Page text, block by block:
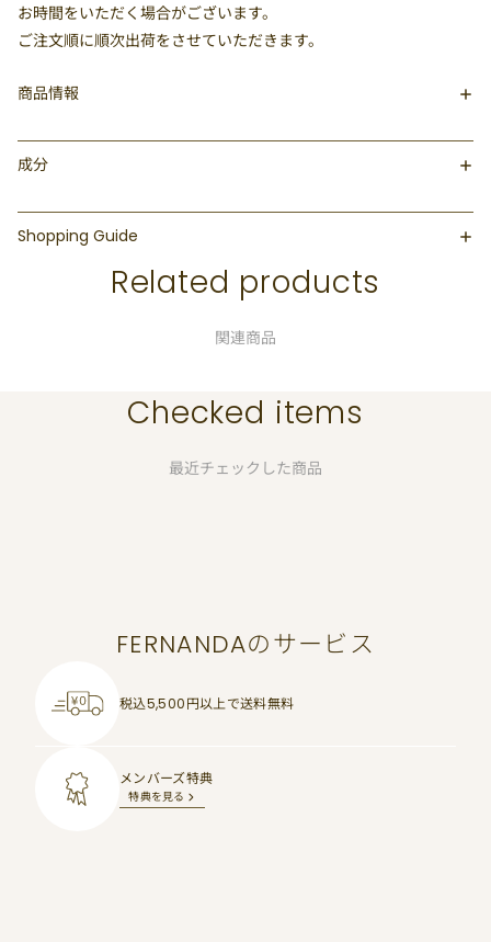
お時間をいただく場合がございます。
ご注文順に順次出荷をさせていただきます。
商品情報
成分
Shopping Guide
Related products
関連商品
Checked items
最近チェックした商品
FERNANDAのサービス
税込5,500円以上で送料無料
メンバーズ特典
特典を見る